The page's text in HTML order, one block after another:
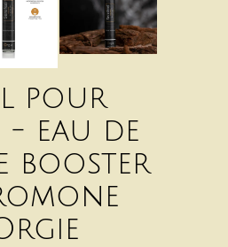
pour
- eau de
booster